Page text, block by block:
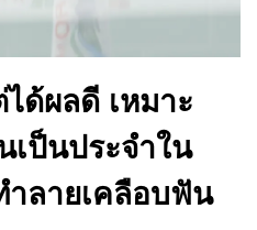
ด้ผลดี เหมาะ
เป็นประจำใน
ำลายเคลือบฟัน